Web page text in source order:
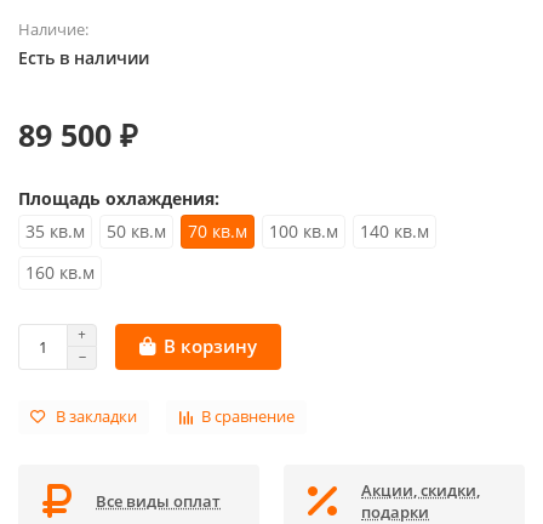
Наличие:
Есть в наличии
89 500 ₽
Площадь охлаждения:
35 кв.м
50 кв.м 70 кв.м 100 кв.м
140 кв.м
160 кв.м
В корзину
В закладки В сравнение
Все виды оплат
Акции, скидки,
подарки